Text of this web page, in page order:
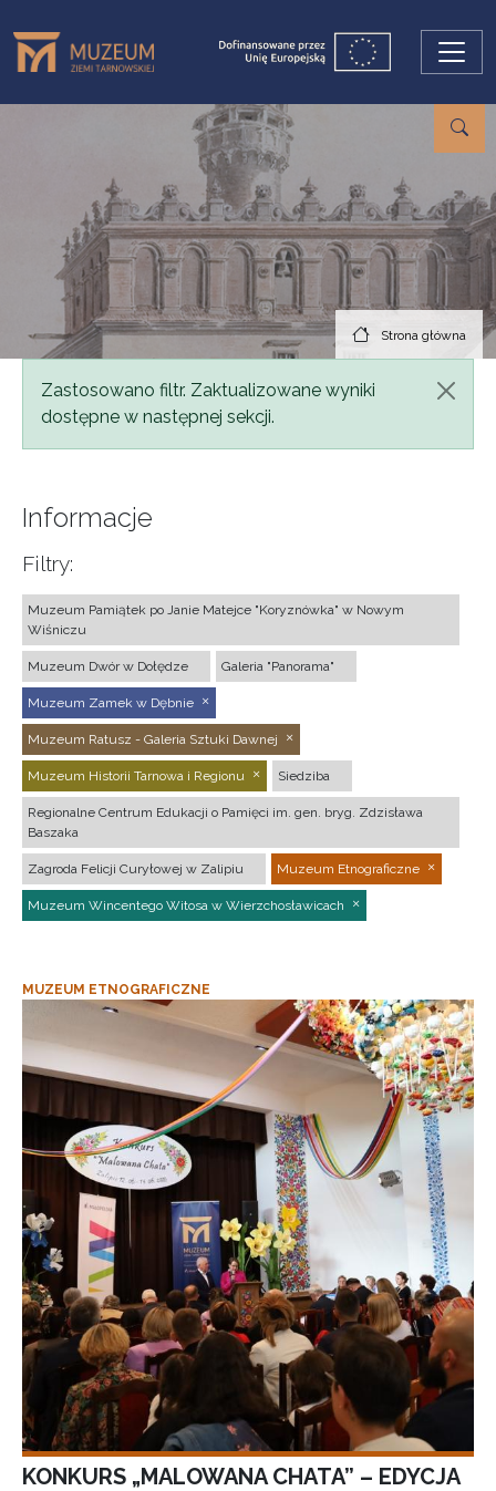
Strona główna
Komunikat
Zastosowano filtr. Zaktualizowane wyniki
dostępne w następnej sekcji.
Informacje
Filtry:
Muzeum Pamiątek po Janie Matejce "Koryznówka" w Nowym
Wiśniczu
Muzeum Dwór w Dołędze Galeria "Panorama"
Muzeum Zamek w Dębnie
Muzeum Ratusz - Galeria Sztuki Dawnej
Muzeum Historii Tarnowa i Regionu Siedziba
Regionalne Centrum Edukacji o Pamięci im. gen. bryg. Zdzisława
Baszaka
Zagroda Felicji Curyłowej w Zalipiu Muzeum Etnograficzne
Muzeum Wincentego Witosa w Wierzchosławicach
MUZEUM ETNOGRAFICZNE
KONKURS „MALOWANA CHATA” – EDYCJA